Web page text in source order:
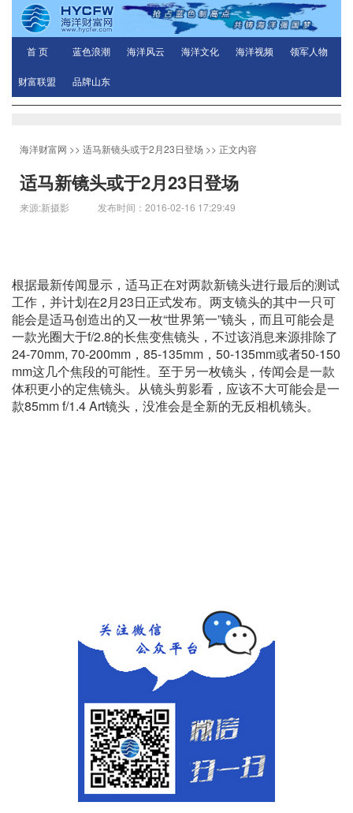
首 页 蓝色浪潮 海洋风云 海洋文化 海洋视频 领军人物
财富联盟 品牌山东
海洋财富网 >> 适马新镜头或于2月23日登场 >> 正文内容
适马新镜头或于2月23日登场
来源:新摄影 发布时间：2016-02-16 17:29:49
根据最新传闻显示，适马正在对两款新镜头进行最后的测试
工作，并计划在2月23日正式发布。两支镜头的其中一只可
能会是适马创造出的又一枚“世界第一”镜头，而且可能会是
一款光圈大于f/2.8的长焦变焦镜头，不过该消息来源排除了
24-70mm, 70-200mm，85-135mm，50-135mm或者50-150
mm这几个焦段的可能性。至于另一枚镜头，传闻会是一款
体积更小的定焦镜头。从镜头剪影看，应该不大可能会是一
款85mm f/1.4 Art镜头，没准会是全新的无反相机镜头。